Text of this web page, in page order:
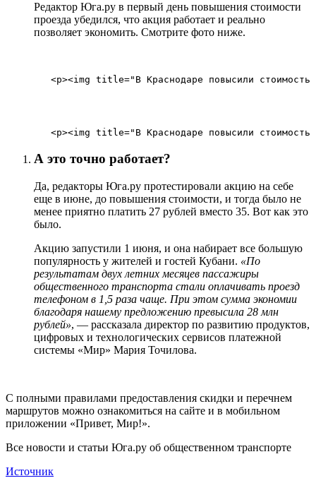
Редактор Юга.ру в первый день повышения стоимости
проезда убедился, что акция работает и реально
позволяет экономить. Смотрите фото ниже.
<p><img title="В Краснодаре повысили
А это точно работает?
Да, редакторы Юга.ру протестировали акцию на себе
еще в июне, до повышения стоимости, и тогда было не
менее приятно платить 27 рублей вместо 35. Вот как это
было.
Акцию запустили 1 июня, и она набирает все большую
популярность у жителей и гостей Кубани. «По
результатам двух летних месяцев пассажиры
общественного транспорта стали оплачивать проезд
телефоном в 1,5 раза чаще. При этом сумма экономии
благодаря нашему предложению превысила 28 млн
рублей», — рассказала директор по развитию продуктов,
цифровых и технологических сервисов платежной
системы «Мир» Мария Точилова.
С полными правилами предоставления скидки и перечнем
маршрутов можно ознакомиться на сайте и в мобильном
приложении «Привет, Мир!».
Все новости и статьи Юга.ру об общественном транспорте
Источник